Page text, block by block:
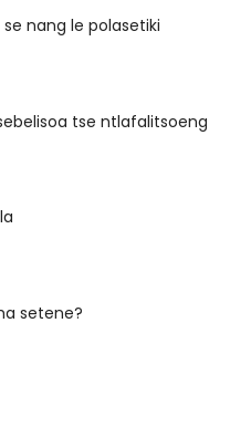
nang le polasetiki
tse ntlafalitsoeng
setene?